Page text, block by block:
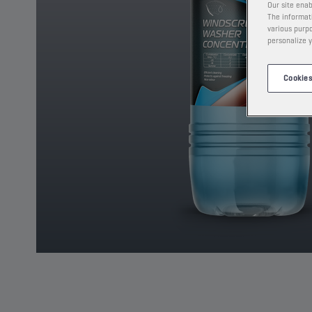
Our site
The
various
personalize